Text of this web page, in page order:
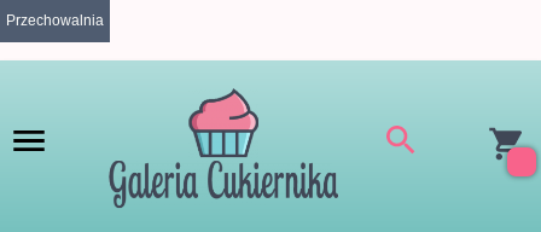
Przechowalnia